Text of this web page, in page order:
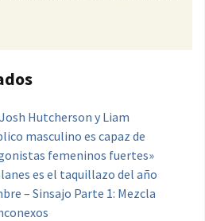
Hutcherson y Liam
masculino es capaz de
femeninos fuertes»
es el taquillazo del año
– Sinsajo Parte 1: Mezcla